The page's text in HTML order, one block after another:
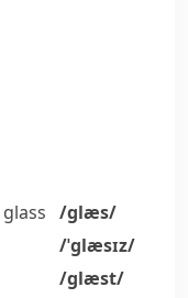
glass /ɡlæs/
/ˈɡlæsɪz/
/ɡlæst/